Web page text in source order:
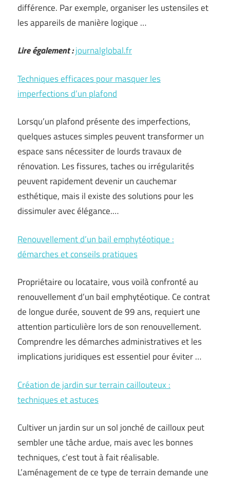
différence. Par exemple, organiser les ustensiles et
les appareils de manière logique …
Lire également :journalglobal.fr
Techniques efficaces pour masquer les
imperfections d’un plafond
Lorsqu’un plafond présente des imperfections,
quelques astuces simples peuvent transformer un
espace sans nécessiter de lourds travaux de
rénovation. Les fissures, taches ou irrégularités
peuvent rapidement devenir un cauchemar
esthétique, mais il existe des solutions pour les
dissimuler avec élégance.…
Renouvellement d’un bail emphytéotique :
démarches et conseils pratiques
Propriétaire ou locataire, vous voilà confronté au
renouvellement d’un bail emphytéotique. Ce contrat
de longue durée, souvent de 99 ans, requiert une
attention particulière lors de son renouvellement.
Comprendre les démarches administratives et les
implications juridiques est essentiel pour éviter …
Création de jardin sur terrain caillouteux :
techniques et astuces
Cultiver un jardin sur un sol jonché de cailloux peut
sembler une tâche ardue, mais avec les bonnes
techniques, c’est tout à fait réalisable.
L’aménagement de ce type de terrain demande une